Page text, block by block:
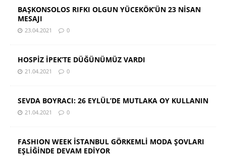
BAŞKONSOLOS RIFKI OLGUN YÜCEKÖK’ÜN 23 NİSAN
MESAJI
23.04.2021 0
HOSPİZ İPEK’TE DÜĞÜNÜMÜZ VARDI
21.04.2021 0
SEVDA BOYRACI: 26 EYLÜL’DE MUTLAKA OY KULLANIN
21.04.2021 0
FASHION WEEK İSTANBUL GÖRKEMLİ MODA ŞOVLARI
EŞLİĞİNDE DEVAM EDİYOR